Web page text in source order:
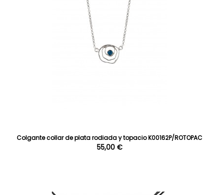
Colgante collar de plata rodiada y topacio K00162P/ROTOPAC
55,00 €